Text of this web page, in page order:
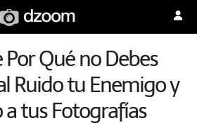
Qué no Debes
Ruido tu Enemigo y
a tus Fotografías